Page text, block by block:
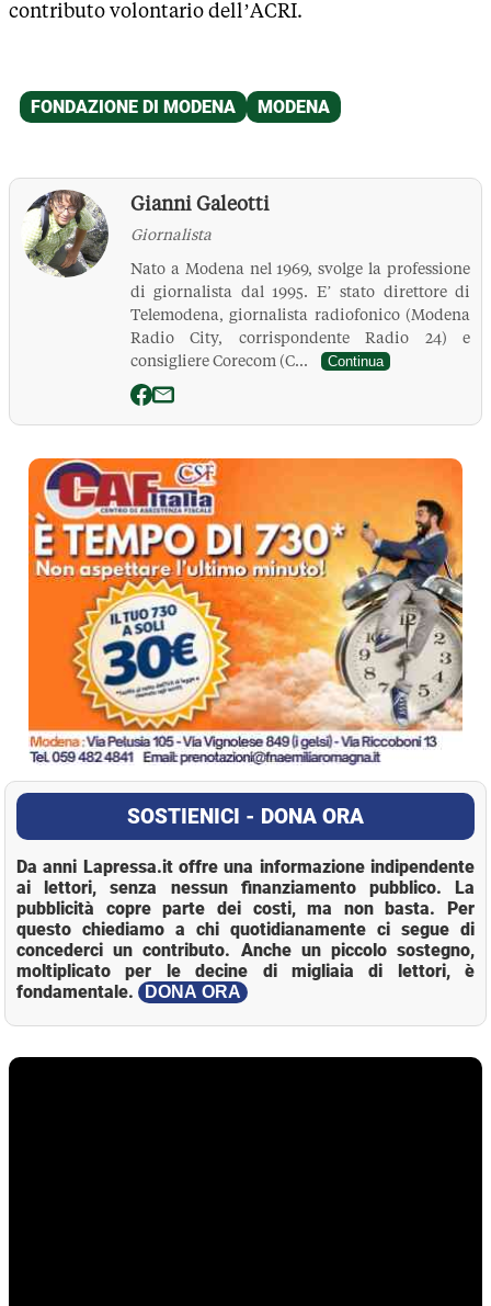
contributo volontario dell’ACRI.
Gianni Galeotti
Giornalista
Nato a Modena nel 1969, svolge la professione
di giornalista dal 1995. E’ stato direttore di
Telemodena, giornalista radiofonico (Modena
Radio City, corrispondente Radio 24) e
consigliere Corecom (C...
Continua
La Pressa
SOSTIENICI - DONA ORA
Da anni Lapressa.it offre una informazione indipendente
ai lettori, senza nessun finanziamento pubblico. La
pubblicità copre parte dei costi, ma non basta. Per
questo chiediamo a chi quotidianamente ci segue di
concederci un contributo. Anche un piccolo sostegno,
moltiplicato per le decine di migliaia di lettori, è
fondamentale.
DONA ORA